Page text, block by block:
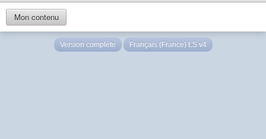
Mon contenu
Version complète Français (France) LS v4